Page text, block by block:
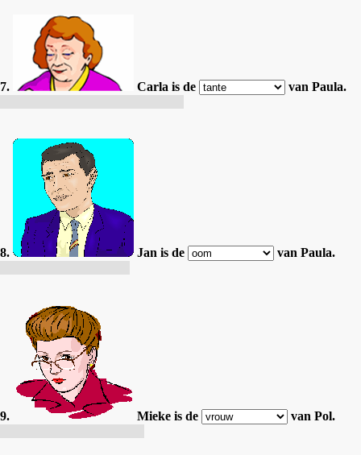
7. Carla is de
van Paula.
8. Jan is de
van Paula.
9. Mieke is de
van Pol.